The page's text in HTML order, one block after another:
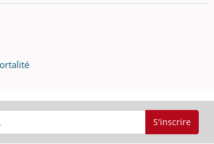
S'inscrire